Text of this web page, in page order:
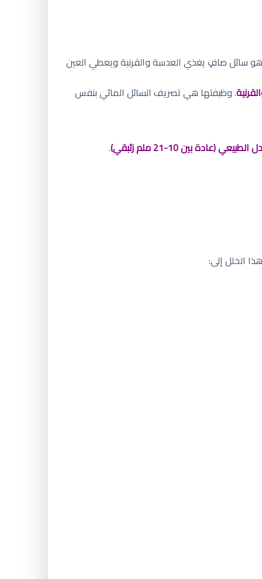
هو سائل صافٍ يغذي العدسة والقرنية ويعطي العين
. وظيفتها هي تصريف السائل المائي بنفس
(عادة بين 10-21 ملم زئبقي) .
الخلل إلى: